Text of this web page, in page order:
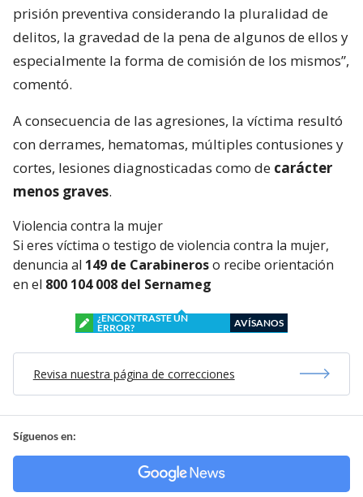
prisión preventiva considerando la pluralidad de
delitos, la gravedad de la pena de algunos de ellos y
especialmente la forma de comisión de los mismos”,
comentó.
A consecuencia de las agresiones, la víctima resultó
con derrames, hematomas, múltiples contusiones y
cortes, lesiones diagnosticadas como de carácter
menos graves.
Violencia contra la mujer
Si eres víctima o testigo de violencia contra la mujer,
denuncia al 149 de Carabineroso recibe orientación
en el 800 104 008 del Sernameg
¿ENCONTRASTE UN
ERROR?
AVÍSANOS
Revisa nuestra página de correcciones
Síguenos en: